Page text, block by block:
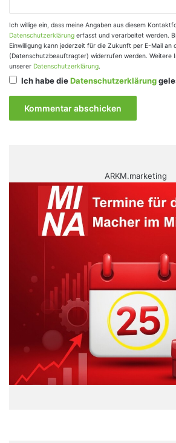
Ich willige ein, dass meine Angaben aus diesem
Datenschutzerklärung erfasst und verarbeitet werden.
Einwilligung kann jederzeit für die Zukunft per E-Mail an
(Datenschutzbeauftragter) widerrufen werden. Weitere
unserer Datenschutzerklärung.
Ich habe dieDatenschutzerklärung
ARKM.marketing